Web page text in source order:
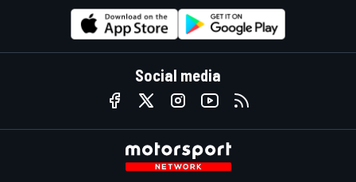
Social media